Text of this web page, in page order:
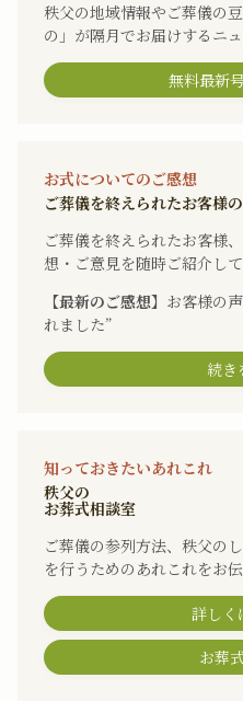
秩父の地域情報やご葬儀の
の」が隔月でお届けするニュ
無料最新
お式についてのご感想
ご葬儀を終えられたお客様
ご葬儀を終えられたお客様
想・ご意見を随時ご紹介して
【最新のご感想】 お客様の
れました”
続き
知っておきたいあれこれ
秩父の
お葬式相談室
ご葬儀の参列方法、秩父の
を行うためのあれこれをお伝
詳しく
お葬